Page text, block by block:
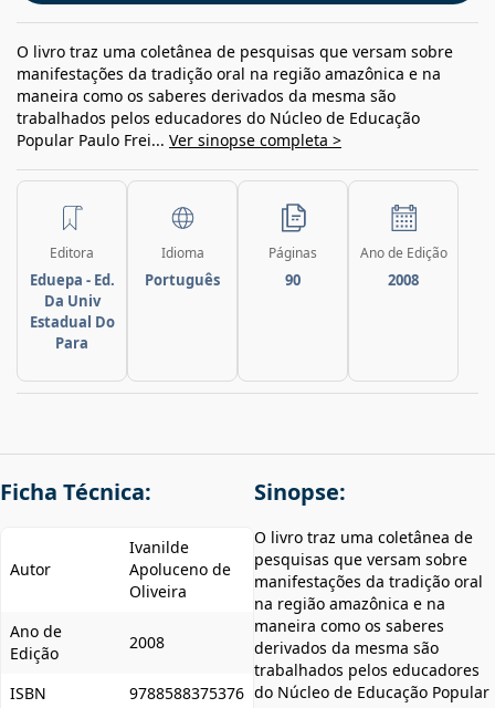
O livro traz uma coletânea de pesquisas que versam sobre
manifestações da tradição oral na região amazônica e na
maneira como os saberes derivados da mesma são
trabalhados pelos educadores do Núcleo de Educação
Popular Paulo Frei... Ver sinopse completa >
Editora
Eduepa - Ed.
Da Univ
Estadual Do
Para
Idioma
Português
Páginas
90
Ano de Edição
2008
Ficha Técnica:
Autor
Ivanilde
Apoluceno de
Oliveira
Ano de
Edição
2008
ISBN 9788588375376
Sinopse:
O livro traz uma coletânea de
pesquisas que versam sobre
manifestações da tradição oral
na região amazônica e na
maneira como os saberes
derivados da mesma são
trabalhados pelos educadores
do Núcleo de Educação Popular